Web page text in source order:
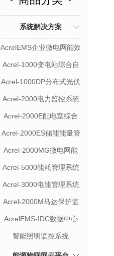
系统解决方案
AcrelEMS企业微电网能效
管理平台
Acrel-1000变电站综合自
Acrel-1000DP分布式光伏
监控系统
Acrel-2000电力监控系统
Acrel-2000E配电室综合
监控系统
Acrel-2000ES储能能量管
Acrel-2000MG微电网能
量管理系统
Acrel-5000能耗管理系统
Acrel-3000电能管理系统
Acrel-2000M马达保护监
AcrelEMS-IDC数据中心
综合能效管理系统
智能照明监控系统